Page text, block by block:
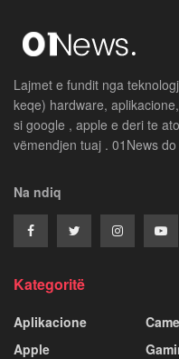
Lajmet e fundit nga
keqe) hardware,
si google , apple e deri te
vëmendjen tuaj . 01News
Na ndiq
Kategoritë
Aplikacione
Apple